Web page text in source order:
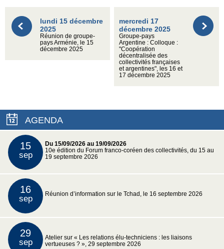
lundi 15 décembre
2025
Réunion de groupe-
pays Arménie, le 15
décembre 2025
mercredi 17
décembre 2025
Groupe-pays
Argentine : Colloque :
"Coopération
décentralisée des
collectivités françaises
et argentines", les 16 et
17 décembre 2025
AGENDA
15
sep
Du 15/09/2026 au 19/09/2026
10e édition du Forum franco-coréen des collectivités, du 15 au
19 septembre 2026
16
sep Réunion d’information sur le Tchad, le 16 septembre 2026
29
sep
Atelier sur « Les relations élu-techniciens : les liaisons
vertueuses ? », 29 septembre 2026